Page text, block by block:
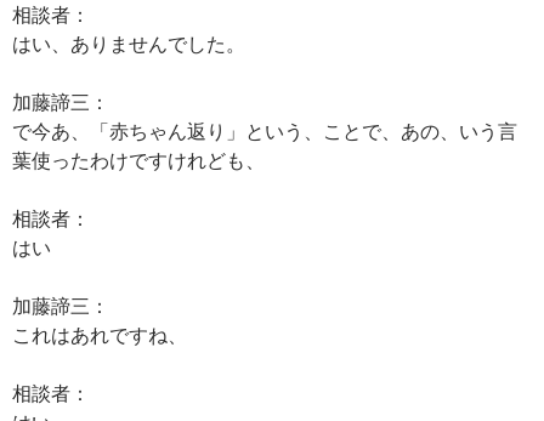
相談者：
はい、ありませんでした。
加藤諦三：
で今あ、「赤ちゃん返り」という、ことで、あの、いう言
葉使ったわけですけれども、
相談者：
はい
加藤諦三：
これはあれですね、
相談者：